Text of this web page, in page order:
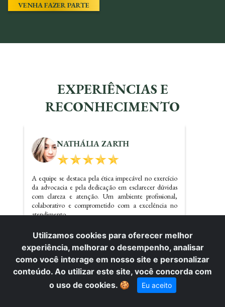
VENHA FAZER PARTE
EXPERIÊNCIAS E
RECONHECIMENTO
KALINE SANTOS
Dr. Carlos realizou um ótimo trabalho referente a
questões imobiliárias, com certeza irei indicar o
escritório e precisando voltarei a contatar os serviços do
mesmo.
Utilizamos cookies para oferecer melhor
experiência, melhorar o desempenho, analisar
como você interage em nosso site e personalizar
conteúdo. Ao utilizar este site, você concorda com
o uso de cookies. 🍪 Eu aceito